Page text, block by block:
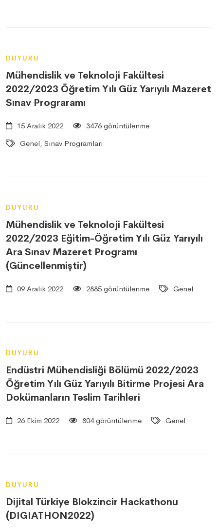
DUYURU
Mühendislik ve Teknoloji Fakültesi
2022/2023 Öğretim Yılı Güz Yarıyılı Mazeret
Sınav Prograramı
15 Aralık 2022
3476 görüntülenme
Genel, Sınav Programları
DUYURU
Mühendislik ve Teknoloji Fakültesi
2022/2023 Eğitim-Öğretim Yılı Güz Yarıyılı
Ara Sınav Mazeret Programı
(Güncellenmiştir)
09 Aralık 2022 2885 görüntülenme Genel
DUYURU
Endüstri Mühendisliği Bölümü 2022/2023
Öğretim Yılı Güz Yarıyılı Bitirme Projesi Ara
Dokümanların Teslim Tarihleri
26 Ekim 2022 804 görüntülenme Genel
DUYURU
Dijital Türkiye Blokzincir Hackathonu
(DIGIATHON2022)